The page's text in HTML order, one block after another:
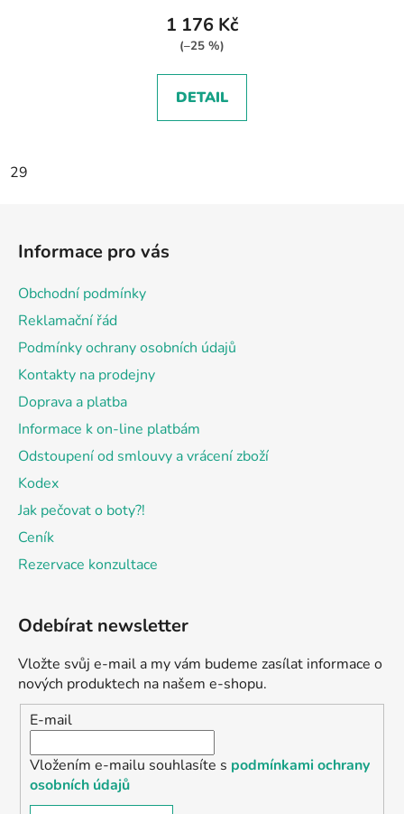
1 176 Kč
(–25 %)
DETAIL
29
Informace pro vás
Obchodní podmínky
Reklamační řád
Podmínky ochrany osobních údajů
Kontakty na prodejny
Doprava a platba
Informace k on-line platbám
Odstoupení od smlouvy a vrácení zboží
Kodex
Jak pečovat o boty?!
Ceník
Rezervace konzultace
Odebírat newsletter
Vložte svůj e-mail a my vám budeme zasílat informace o
nových produktech na našem e-shopu.
E-mail
Vložením e-mailu souhlasíte s podmínkami ochrany
osobních údajů